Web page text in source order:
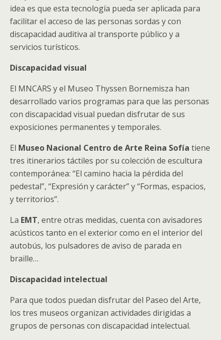
idea es que esta tecnología pueda ser aplicada para
facilitar el acceso de las personas sordas y con
discapacidad auditiva al transporte público y a
servicios turísticos.
Discapacidad visual
El MNCARS y el Museo Thyssen Bornemisza han
desarrollado varios programas para que las personas
con discapacidad visual puedan disfrutar de sus
exposiciones permanentes y temporales.
El Museo Nacional Centro de Arte Reina Sofía tiene
tres itinerarios táctiles por su colección de escultura
contemporánea: “El camino hacia la pérdida del
pedestal”, “Expresión y carácter” y “Formas, espacios,
y territorios”.
La EMT, entre otras medidas, cuenta con avisadores
acústicos tanto en el exterior como en el interior del
autobús, los pulsadores de aviso de parada en
braille…
Discapacidad intelectual
Para que todos puedan disfrutar del Paseo del Arte,
los tres museos organizan actividades dirigidas a
grupos de personas con discapacidad intelectual.